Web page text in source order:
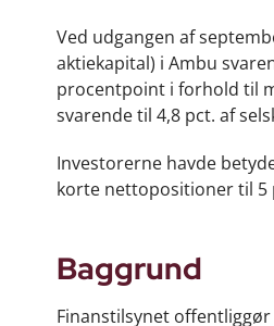
Ved udgangen af
aktiekapital) i Ambu
procentpoint i forhold til
svarende til 4,8 pct. af
Investorerne havde
korte nettopositioner til 5
Baggrund
Finanstilsynet